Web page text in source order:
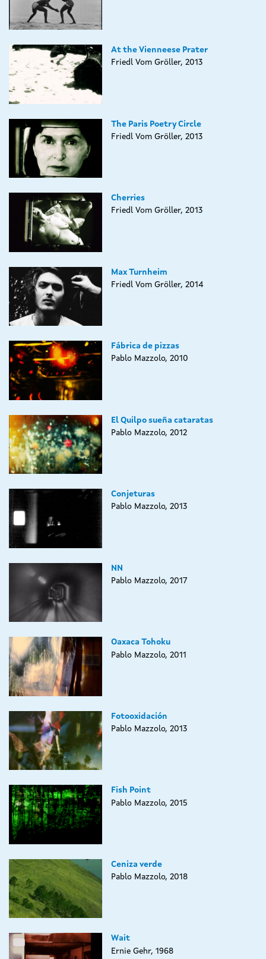
At the Vienneese Prater
Friedl Vom Gröller, 2013
The Paris Poetry Circle
Friedl Vom Gröller, 2013
Cherries
Friedl Vom Gröller, 2013
Max Turnheim
Friedl Vom Gröller, 2014
Fábrica de pizzas
Pablo Mazzolo, 2010
El Quilpo sueña cataratas
Pablo Mazzolo, 2012
Conjeturas
Pablo Mazzolo, 2013
NN
Pablo Mazzolo, 2017
Oaxaca Tohoku
Pablo Mazzolo, 2011
Fotooxidación
Pablo Mazzolo, 2013
Fish Point
Pablo Mazzolo, 2015
Ceniza verde
Pablo Mazzolo, 2018
Wait
Ernie Gehr, 1968